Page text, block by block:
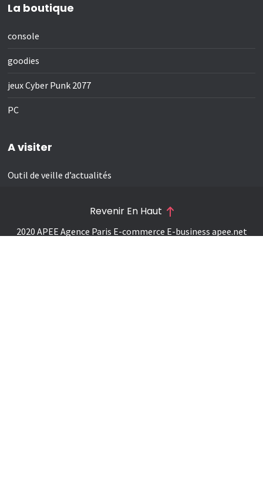
La boutique
console
goodies
jeux Cyber Punk 2077
PC
A visiter
Outil de veille d’actualités
2020 APEE Agence Paris E-commerce E-business apee.net
Revenir En Haut